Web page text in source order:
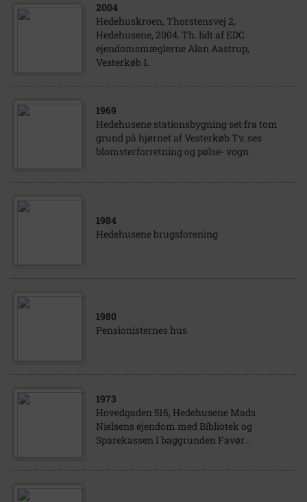
2004
Hedehuskroen, Thorstensvej 2,
Hedehusene, 2004. Th. lidt af EDC
ejendomsmæglerne Alan Aastrup,
Vesterkøb 1.
1969
Hedehusene stationsbygning set fra tom
grund på hjørnet af Vesterkøb Tv. ses
blomsterforretning og pølse- vogn
1984
Hedehusene brugsforening
1980
Pensionisternes hus
1973
Hovedgaden 516, Hedehusene Mads
Nielsens ejendom med Bibliotek og
Sparekassen I baggrunden Favør...